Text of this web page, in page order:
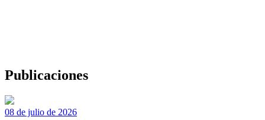
Publicaciones
08 de julio de 2026